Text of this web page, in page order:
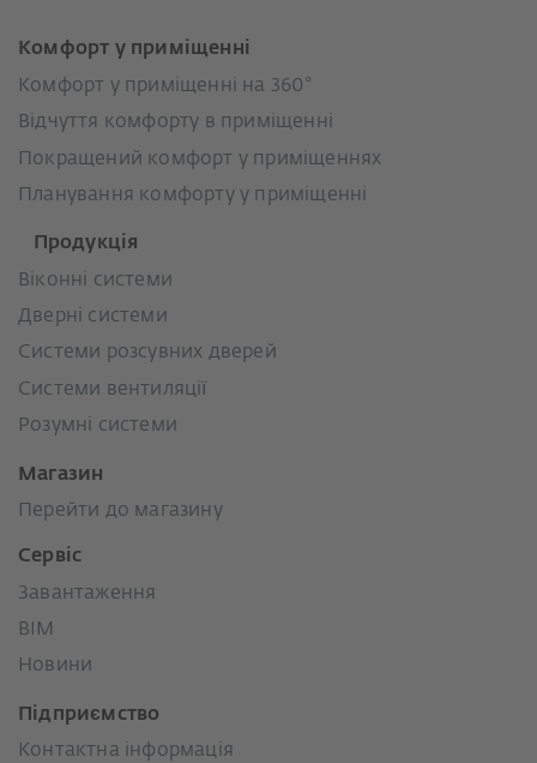
Комфорт у приміщенні
Комфорт у приміщенні на 360°
Відчуття комфорту в приміщенні
Покращений комфорт у приміщеннях
Планування комфорту у приміщенні
Продукція
Віконні системи
Дверні системи
Системи розсувних дверей
Системи вентиляції
Розумні системи
Магазин
Перейти до магазину
Сервіс
Завантаження
BIM
Новини
Підприємство
Контактна інформація